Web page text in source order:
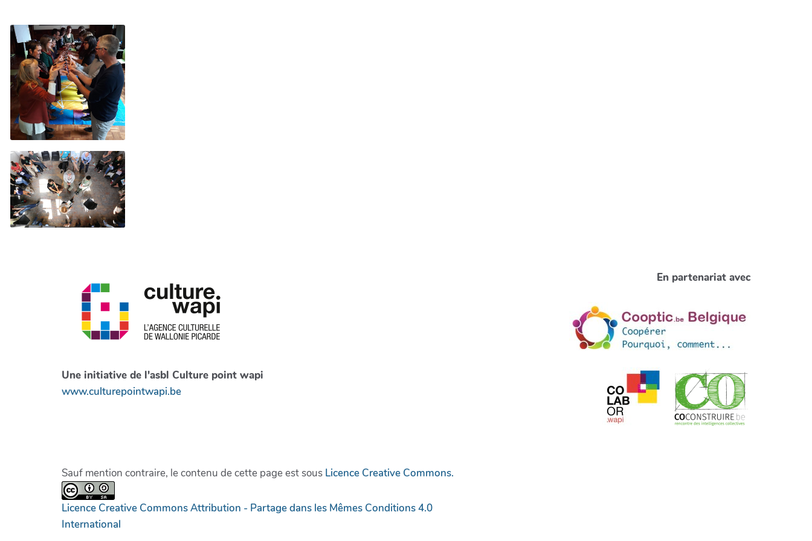
Une initiative de l'asbl Culture point wapi
www.culturepointwapi.be
Sauf mention contraire, le contenu de cette page est sous Licence Creative Commons.
Licence Creative Commons Attribution - Partage dans les Mêmes Conditions 4.0
International
En partenariat avec